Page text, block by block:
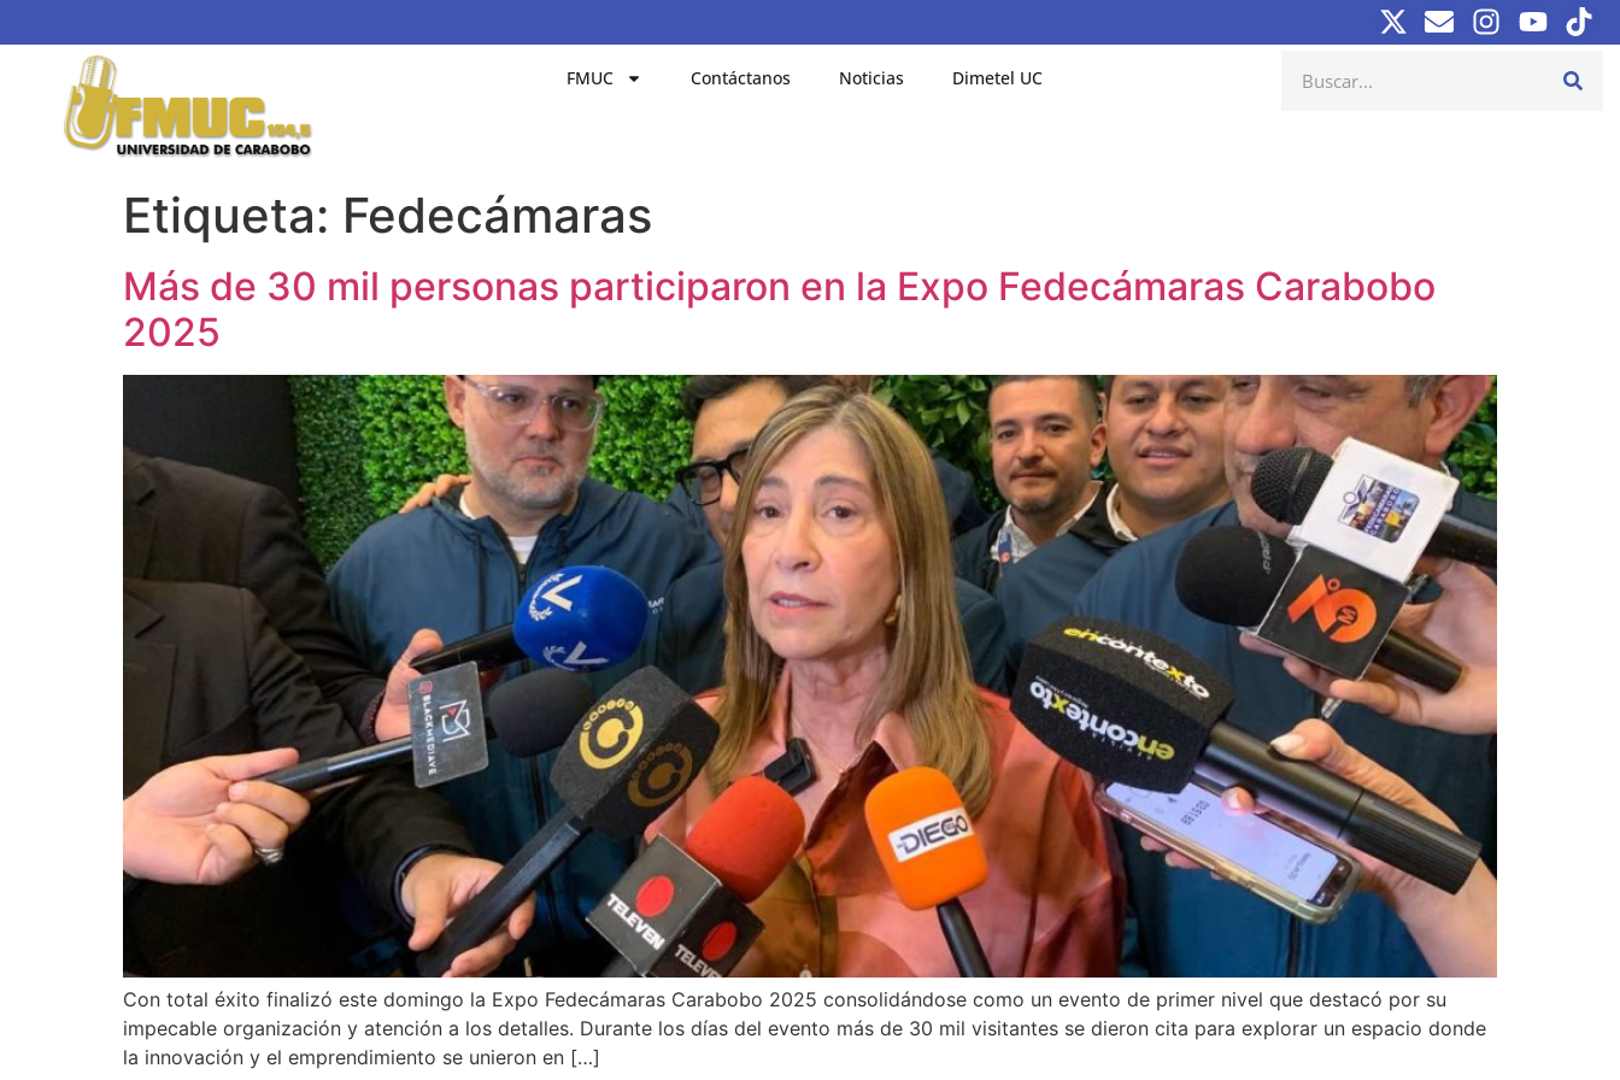
FMUC Contáctanos Noticias Dimetel UC
Etiqueta: Fedecámaras
Más de 30 mil personas participaron en la Expo Fedecámaras Carabobo
2025
Con total éxito finalizó este domingo la Expo Fedecámaras Carabobo 2025 consolidándose como un evento de primer nivel que destacó por su
impecable organización y atención a los detalles. Durante los días del evento más de 30 mil visitantes se dieron cita para explorar un espacio donde
la innovación y el emprendimiento se unieron en […]